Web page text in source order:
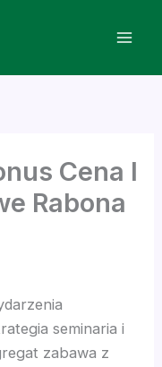
Cena I
Rabona
seminaria i
zabawa z